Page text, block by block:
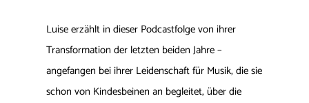
Luise erzählt in dieser Podcastfolge von ihrer
Transformation der letzten beiden Jahre –
angefangen bei ihrer Leidenschaft für Musik, die sie
schon von Kindesbeinen an begleitet, über die